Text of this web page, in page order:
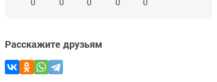
Расскажите друзьям